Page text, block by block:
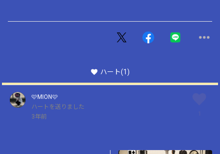
ハート(1)
🩷MION🩷
ハートを送りました
3年前